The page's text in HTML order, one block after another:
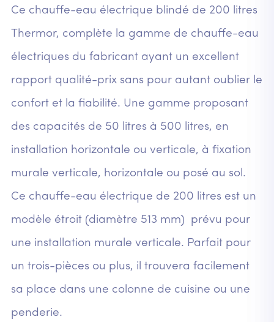
Ce chauffe-eau électrique blindé de 200 litres
Thermor, complète la gamme de chauffe-eau
électriques du fabricant ayant un excellent
rapport qualité-prix sans pour autant oublier le
confort et la fiabilité. Une gamme proposant
des capacités de 50 litres à 500 litres, en
installation horizontale ou verticale, à fixation
murale verticale, horizontale ou posé au sol.
Ce chauffe-eau électrique de 200 litres est un
modèle étroit (diamètre 513 mm) prévu pour
une installation murale verticale. Parfait pour
un trois-pièces ou plus, il trouvera facilement
sa place dans une colonne de cuisine ou une
penderie.